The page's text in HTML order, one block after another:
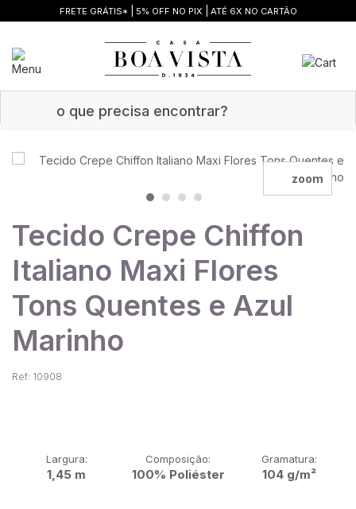
FRETE GRÁTIS* 5% OFF NO PIX ATÉ 6X NO CARTÃO
zoom
Tecido Crepe Chiffon
Italiano Maxi Flores
Tons Quentes e Azul
Marinho
Ref: 10908
Largura:
1,45 m
Composição:
100% Poliéster
Gramatura:
104 g/m²